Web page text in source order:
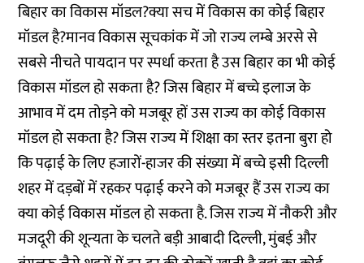
बिहार का विकास मॉडल?क्या सच में विकास का कोई बिहार
मॉडल है?मानव विकास सूचकांक में जो राज्य लम्बे अरसे से
सबसे नीचते पायदान पर स्पर्धा करता है उस बिहार का भी कोई
विकास मॉडल हो सकता है? जिस बिहार में बच्चे इलाज के
आभाव में दम तोड़ने को मजबूर हों उस राज्य का कोई विकास
मॉडल हो सकता है? जिस राज्य में शिक्षा का स्तर इतना बुरा हो
कि पढ़ाई के लिए हजारों-हाजर की संख्या में बच्चे इसी दिल्ली
शहर में दड़बों में रहकर पढ़ाई करने को मजबूर हैं उस राज्य का
क्या कोई विकास मॉडल हो सकता है. जिस राज्य में नौकरी और
मजदूरी की शून्यता के चलते बड़ी आबादी दिल्ली, मुंबई और